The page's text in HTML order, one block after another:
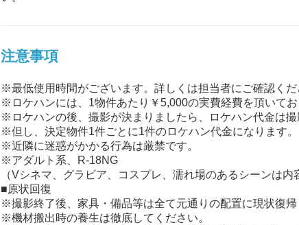
注意事項
※最低使用時間がございます。詳しくは担当者にご確認くだ
※ロケハンには、1物件あたり￥5,000の実費経費を頂いてお
※ロケハンの後、撮影が決まりましたら、ロケハン代金は撮
※但し、決定物件1件ごとに1件のロケハン代金になります。
※近隣に迷惑がかかる行為は厳禁です。
※アダルト系、R-18NG
（Vシネマ、グラビア、コスプレ、濡れ場のあるシーンは内
■原状回復
※撮影終了後、家具・備品等は全て元通りの配置に現状復帰
※機材搬出時の養生は徹底してください。